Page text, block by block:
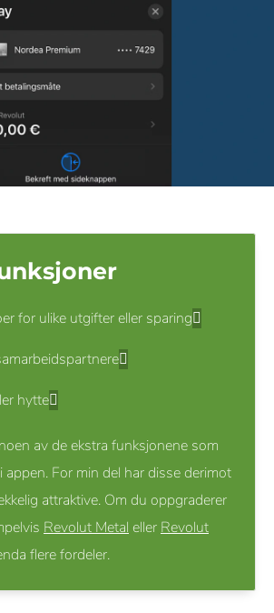
for ulike utgifter eller sparing
hytte
av de ekstra funksjonene som
appen. For min del har disse derimot
attraktive. Om du oppgraderer
Revolut Metal eller Revolut
flere fordeler.